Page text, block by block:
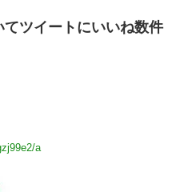
ツイートにいいね数件
a